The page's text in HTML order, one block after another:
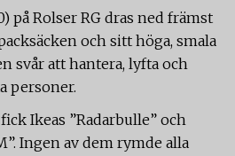
på Rolser RG dras ned främst
och sitt höga, smala
svår att hantera, lyfta och
personer.
Ikeas ”Radarbulle” och
Ingen av dem rymde alla